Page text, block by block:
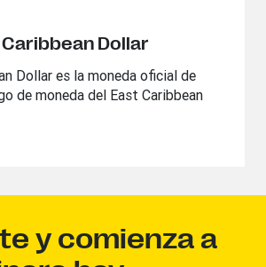
Caribbean Dollar
Dollar es la moneda oficial de
de moneda del East Caribbean
y comienza a